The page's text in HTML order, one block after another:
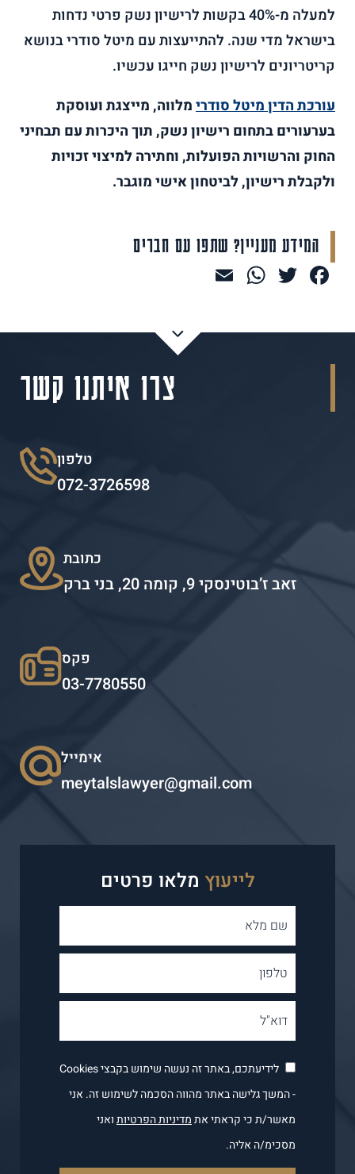
למעלה מ-40% בקשות לרישיון נשק פרטי נדחות
בישראל מדי שנה. להתייעצות עם מיטל סודרי בנושא
קריטריונים לרישיון נשק חייגו עכשיו.
עורכת הדין מיטל סודרימלווה, מייצגת ועוסקת
בערעורים בתחום רישיון נשק, תוך היכרות עם תבחיני
החוק והרשויות הפועלות, וחתירה למיצוי זכויות
ולקבלת רישיון, לביטחון אישי מוגבר.
המידע מעניין? שתפו עם חברים
Facebook
Twitter
WhatsApp
צרו איתנו קשר
טלפון
072-3726598
כתובת
זאב ז’בוטינסקי 9, קומה 20, בני ברק
פקס
03-7780550
אימייל
meytalslawyer@gmail.com
לייעוץ מלאו פרטים
לידיעתכם, באתר זה נעשה שימוש בקבצי Cookies
- המשך גלישה באתר מהווה הסכמה לשימוש זה. אני
מאשר/ת כי קראתי אתמדיניות הפרטיותואני
מסכימ/ה אליה.